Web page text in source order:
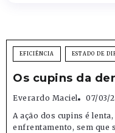
EFICIÊNCIA ESTADO DE
Os cupins da
Everardo Maciel
07/03/
A ação dos cupins é
enfrentamento, sem que